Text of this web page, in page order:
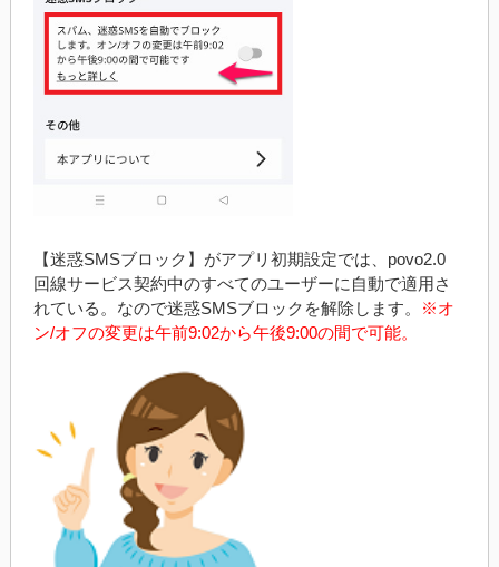
【迷惑SMSブロック】がアプリ初期設定では、povo2.0
回線サービス契約中のすべてのユーザーに自動で適用さ
れている。なので迷惑SMSブロックを解除します。
※オ
ン/オフの変更は午前9:02から午後9:00の間で可能。